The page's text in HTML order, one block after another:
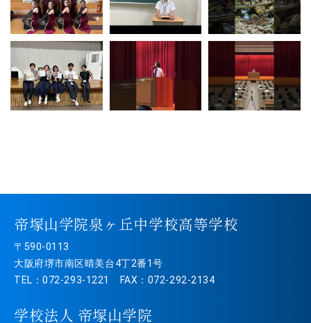
帝塚山学院泉ヶ丘中学校高等学校
〒590-0113
大阪府堺市南区晴美台4丁2番1号
TEL：072-293-1221 FAX：072-292-2134
学校法人 帝塚山学院